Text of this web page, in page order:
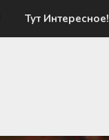
Тут Интересное!